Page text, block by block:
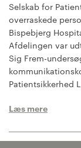
Selskab for
overraskede
Bispebjerg
Afdelingen var
Sig Frem-
Patientsikkerhed
Læs mere